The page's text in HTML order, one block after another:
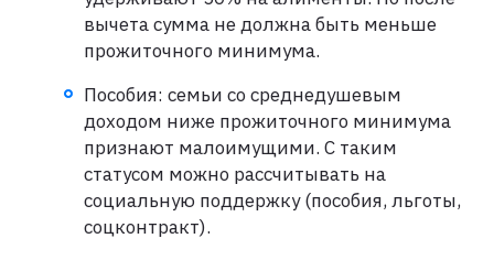
вычета сумма не должна быть меньше
прожиточного минимума.
Пособия: семьи со среднедушевым
доходом ниже прожиточного минимума
признают малоимущими. С таким
статусом можно рассчитывать на
социальную поддержку (пособия, льготы,
соцконтракт).